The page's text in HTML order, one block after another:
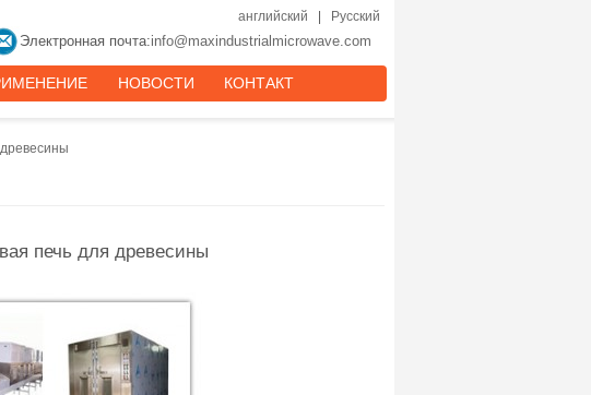
английский Русский
Электронная почта:info@maxindustrialmicrowave.com
НОВОСТИ КОНТАКТ
печь для древесины